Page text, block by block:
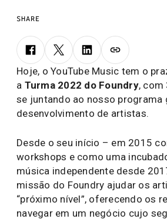
SHARE
Hoje, o YouTube Music tem o
a Turma 2022 do Foundry, com
se juntando ao nosso programa
desenvolvimento de artistas.
Desde o seu início – em 2015
workshops e como uma
música independente desde
missão do Foundry ajudar os
“próximo nível”, oferecendo os
navegar em um negócio cujo